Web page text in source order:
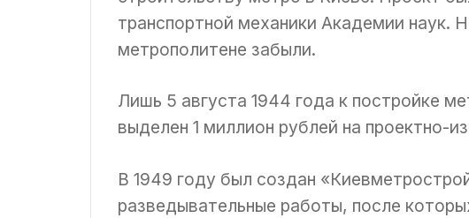
транспортной механики Академии наук.
метрополитене забыли.
Лишь 5 августа 1944 года к постройке
выделен 1 миллион рублей на проектно-
В 1949 году был создан
разведывательные работы, после